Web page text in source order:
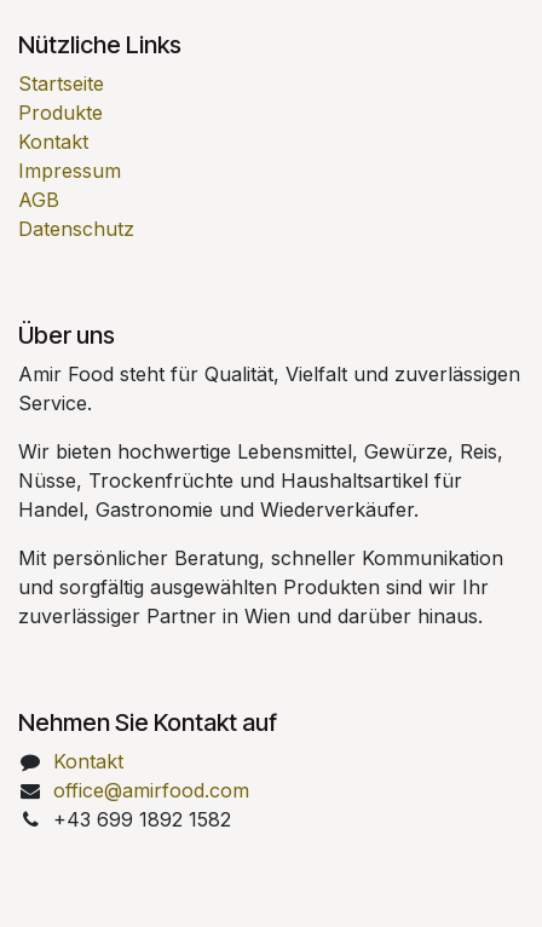
Nützliche Links
Startseite
Produkte
Kontakt
Impressum
AGB
Datenschutz
Über uns
Amir Food steht für Qualität, Vielfalt und zuverlässigen
Service.
Wir bieten hochwertige Lebensmittel, Gewürze, Reis,
Nüsse, Trockenfrüchte und Haushaltsartikel für
Handel, Gastronomie und Wiederverkäufer.
Mit persönlicher Beratung, schneller Kommunikation
und sorgfältig ausgewählten Produkten sind wir Ihr
zuverlässiger Partner in Wien und darüber hinaus.
Nehmen Sie Kontakt auf
Kontakt
office@amirfood.com
+43 699 1892 1582